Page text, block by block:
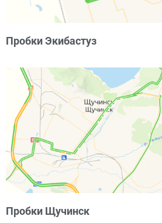
Пробки Экибастуз
Пробки Щучинск